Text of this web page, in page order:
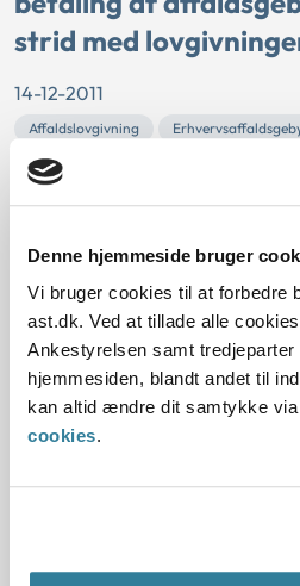
Denne hjemmeside bruger
Vi bruger cookies til at forbedre
ast.dk. Ved at tillade alle
Ankestyrelsen samt
hjemmesiden, blandt andet til
kan altid ændre dit samtykke via
cookies.
strid med
14-12-2011
Affaldslovgivning
Statsforvaltningen Syddanmark
Kolding Kommune havde afslået
Statsforvaltningen Syddanmark
grundlag for at antage, at
med lovgivningen.
Afslag på at fritage
betaling af
lovgivningen